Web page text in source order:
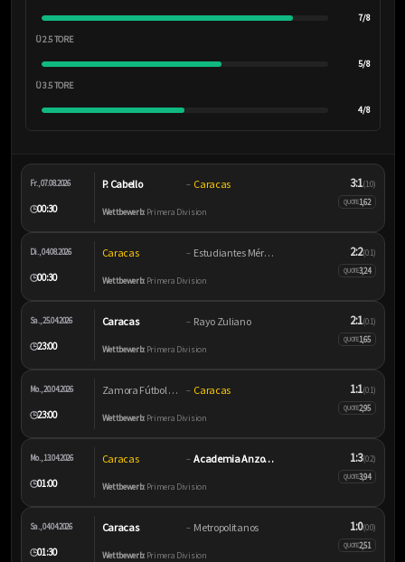
7/8
Ü 2.5 TORE
5/8
Ü 3.5 TORE
4/8
Fr., 07.08.2026
🕒00:30
P. Cabello – Caracas
Wettbewerb:Primera Division
3:1(1:0)
QUOTE1,62
Di., 04.08.2026
🕒00:30
Caracas – Estudiantes Mérida
Wettbewerb:Primera Division
2:2(0:1)
QUOTE3,24
Sa., 25.04.2026
🕒23:00
Caracas – Rayo Zuliano
Wettbewerb:Primera Division
2:1(0:1)
QUOTE1,65
Mo., 20.04.2026
🕒23:00
Zamora Fútbol Club – Caracas
Wettbewerb:Primera Division
1:1(0:1)
QUOTE2,95
Mo., 13.04.2026
🕒01:00
Caracas – Academia Anzoátegui
Wettbewerb:Primera Division
1:3(0:2)
QUOTE3,94
Sa., 04.04.2026
🕒01:30
Caracas – Metropolitanos
Wettbewerb:Primera Division
1:0(0:0)
QUOTE2,51